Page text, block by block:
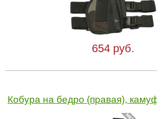
654 руб.
Кобура на бедро (правая),